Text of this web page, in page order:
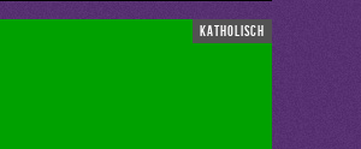
katholisch